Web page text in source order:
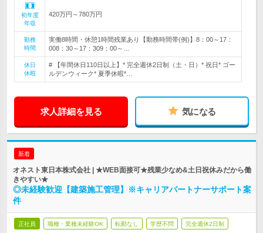
初年度
年収
420万円～780万円
勤務
時間
実働8時間・休憩1時間残業あり【勤務時間帯(例)】8：00～17：
008：30～17：309：00～…
休日
休暇
# 【年間休日110日以上】* 完全週休2日制（土・日）* 祝日* ゴー
ルデンウィーク* 夏季休暇*…
求人詳細を見る 気になる
新着
オネスト東日本株式会社 | ★WEB面接可★残業少なめ&土日祝休みだから働
きやすい★
◎未経験歓迎【建築施工管理】※キャリアパートナーサポート案
件
正社員 職種・業種未経験OK 転勤なし 学歴不問 完全週休2日制